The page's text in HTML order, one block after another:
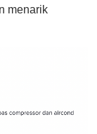
menarik